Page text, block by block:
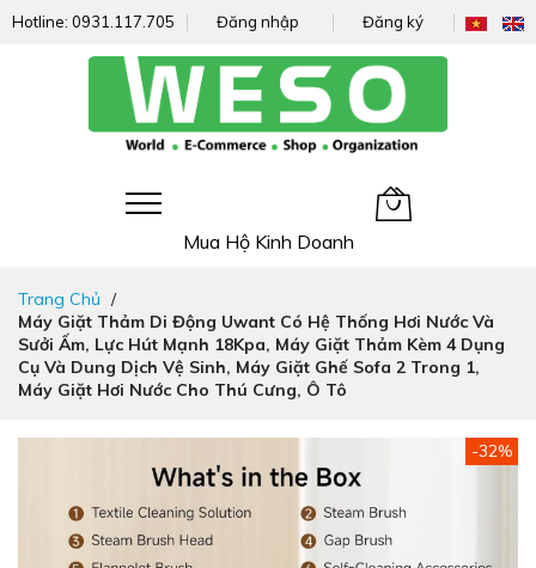
Hotline: 0931.117.705 Đăng nhập Đăng ký
Mua Hộ Kinh Doanh
nhanh
đến
nội
dung
Trang Chủ
Máy Giặt Thảm Di Động Uwant Có Hệ Thống Hơi Nước Và
Sưởi Ấm, Lực Hút Mạnh 18Kpa, Máy Giặt Thảm Kèm 4 Dụng
Cụ Và Dung Dịch Vệ Sinh, Máy Giặt Ghế Sofa 2 Trong 1,
Máy Giặt Hơi Nước Cho Thú Cưng, Ô Tô
-32%